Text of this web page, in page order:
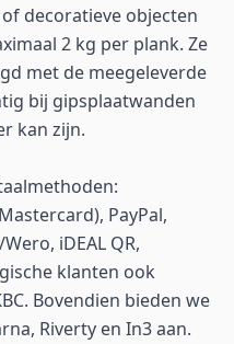
decoratieve objecten
2 kg per plank. Ze
met de meegeleverde
bij gipsplaatwanden
kan zijn.
PayPal,
iDEAL QR,
klanten ook
Bovendien bieden we
Riverty en In3 aan.